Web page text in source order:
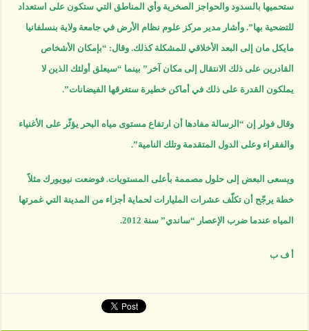
ستحميها بالسدود والحواجز الصخرية وأي المناطق التي ستكون على استعداد
للتضحية بها”. وأشار مدير مركز علوم نظام الأرض في جامعة ولاية بنسلفانيا
مايكل مان إلى البعد الأخلاقي للمشكلة كذلك. وقال: “بإمكان الأشخاص
القادرين على ذلك الانتقال إلى مكان آخر” بينما “سيعلق أولئك الذين لا
يملكون القدرة على ذلك في أماكن خطيرة ستغرقها الفيضانات”.
وقال فولر إن “الرسالة مفادها أن ارتفاع مستوى مياه البحر يؤثّر على الأغنياء
والفقراء وعلى الدول المتقدمة وتلك النامية”.
ويسعى البعض إلى حلول مصممة بأعلى المستويات. فوضعت نيويورك مثلاً
خطة يرجّح أن تكلّف عشرات المليارات لحماية أجزاء من المدينة التي غمرتها
المياه عندما ضرب الإعصار “ساندي” سنة 2012.
أ ف ب